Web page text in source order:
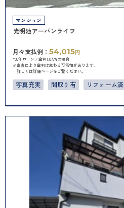
マンション
光明池アーバンライフ
月々支払例： 54,015円
*35年ローン / 金利1.075%の場合
※審査により金利は変わる可能性があります。
詳しくは詳細ページをご覧ください。
写真充実 間取り有 リフォーム済